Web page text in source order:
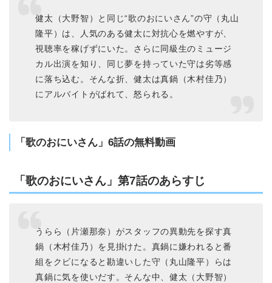
健太（大野智）と同じ“歌のおにいさん”の守（丸山
隆平）は、人気のある健太に対抗心を燃やすが、
視聴率を稼げずにいた。さらに同級生のミュージ
カル出演を知り、同じ夢を持っていた守は劣等感
に落ち込む。そんな折、健太は真鍋（木村佳乃）
にアルバイトがばれて、怒られる。
「歌のおにいさん」6話の無料動画
「歌のおにいさん」第7話のあらすじ
うらら（片瀬那奈）がスタッフの異動先を探す真
鍋（木村佳乃）を見掛けた。真鍋に嫌われると番
組をクビになると勘違いした守（丸山隆平）らは
真鍋に気を使いだす。そんな中、健太（大野智）